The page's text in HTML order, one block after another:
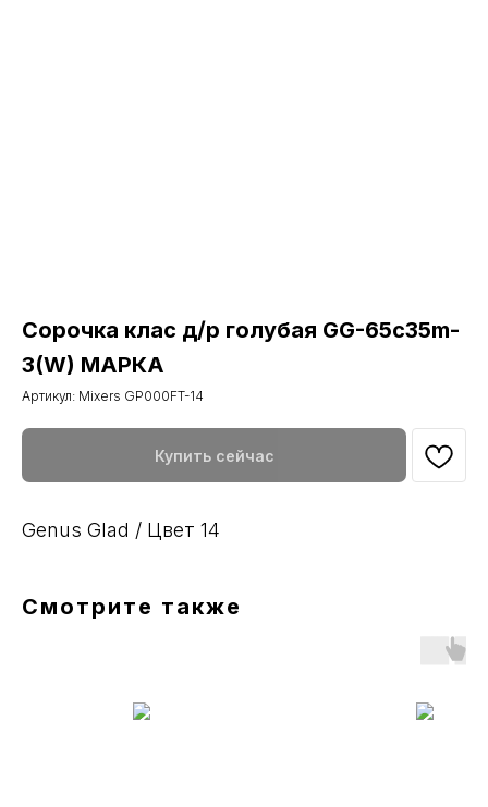
Сорочка клас д/р голубая GG-65c35m-
3(W) МАРКА
Артикул: Mixers GP000FT-14
Купить сейчас
Genus Glad / Цвет 14
Смотрите также